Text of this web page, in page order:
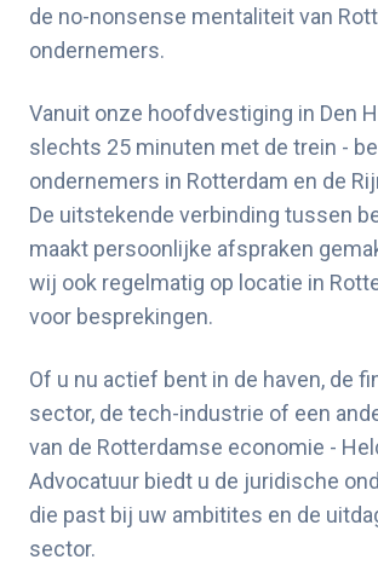
de no-nonsense mentaliteit van
ondernemers.
Vanuit onze hoofdvestiging in Den
slechts 25 minuten met de trein -
ondernemers in Rotterdam en de
De uitstekende verbinding tussen
maakt persoonlijke afspraken
wij ook regelmatig op locatie in
voor besprekingen.
Of u nu actief bent in de haven, de
sector, de tech-industrie of een
van de Rotterdamse economie -
Advocatuur biedt u de juridische
die past bij uw ambitites en de
sector.